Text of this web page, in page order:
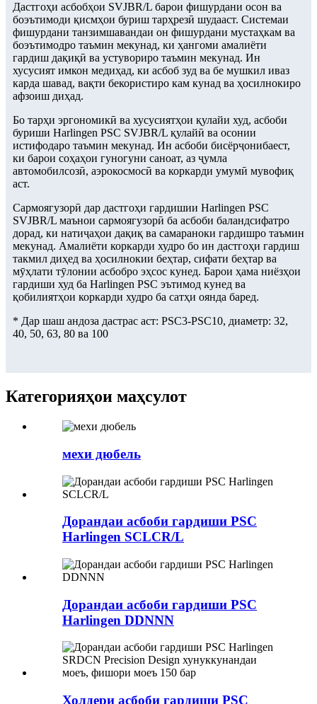
Дастгоҳи асбобҳои SVJBR/L барои фишурдани осон ва
боэътимоди қисмҳои буриш тарҳрезӣ шудааст. Системаи
фишурдани танзимшавандаи он фишурдани мустаҳкам ва
боэътимодро таъмин мекунад, ки ҳангоми амалиёти
гардиш дақиқӣ ва устувориро таъмин мекунад. Ин
хусусият имкон медиҳад, ки асбоб зуд ва бе мушкил иваз
карда шавад, вақти бекористиро кам кунад ва ҳосилнокиро
афзоиш диҳад.
Бо тарҳи эргономикӣ ва хусусиятҳои қулайи худ, асбоби
буриши Harlingen PSC SVJBR/L қулайӣ ва осонии
истифодаро таъмин мекунад. Ин асбоби бисёрҷонибаест,
ки барои соҳаҳои гуногуни саноат, аз ҷумла
автомобилсозӣ, аэрокосмосӣ ва коркарди умумӣ мувофиқ
аст.
Сармоягузорӣ дар дастгоҳи гардишии Harlingen PSC
SVJBR/L маънои сармоягузорӣ ба асбоби баландсифатро
дорад, ки натиҷаҳои дақиқ ва самараноки гардишро таъмин
мекунад. Амалиёти коркарди худро бо ин дастгоҳи гардиш
такмил диҳед ва ҳосилнокии беҳтар, сифати беҳтар ва
мӯҳлати тӯлонии асбобро эҳсос кунед. Барои ҳама ниёзҳои
гардиши худ ба Harlingen PSC эътимод кунед ва
қобилиятҳои коркарди худро ба сатҳи оянда баред.
* Дар шаш андоза дастрас аст: PSC3-PSC10, диаметр: 32,
40, 50, 63, 80 ва 100
Категорияҳои маҳсулот
мехи дюбель
Дорандаи асбоби гардиши PSC
Harlingen SCLCR/L
Дорандаи асбоби гардиши PSC
Harlingen DDNNN
Холдери асбоби гардиши PSC